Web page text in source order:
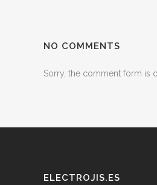
NO COMMENTS
Sorry, the comment form is
ELECTROJIS.ES